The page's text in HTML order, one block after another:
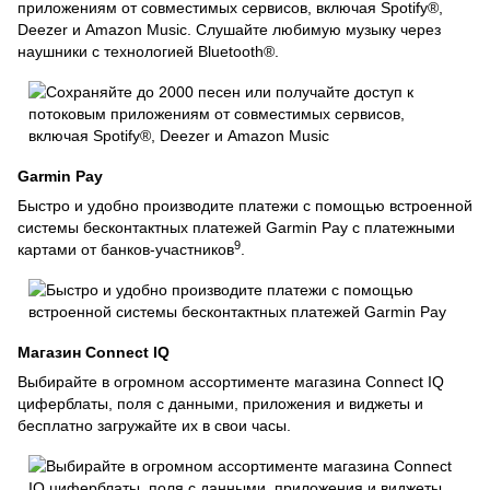
приложениям от совместимых сервисов, включая Spotify®,
Deezer и Amazon Music. Слушайте любимую музыку через
наушники с технологией Bluetooth®.
Garmin Pay
Быстро и удобно производите платежи с помощью встроенной
системы бесконтактных платежей Garmin Pay с платежными
картами от банков-участников9.
Магазин Connect IQ
Выбирайте в огромном ассортименте магазина Connect IQ
циферблаты, поля с данными, приложения и виджеты и
бесплатно загружайте их в свои часы.